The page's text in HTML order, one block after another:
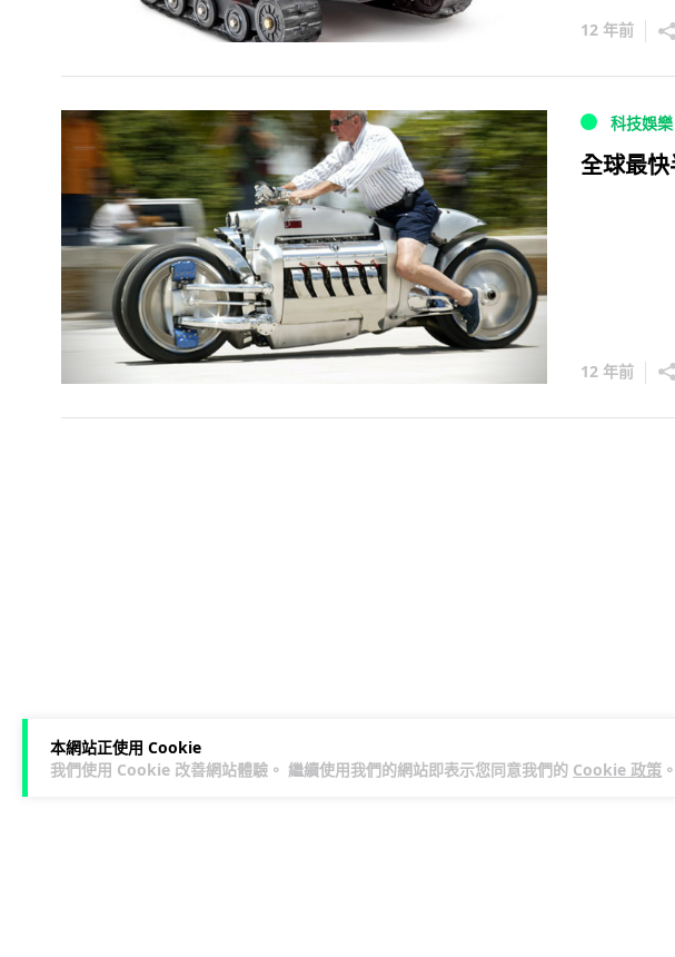
本網站正使用 Cookie
我們使用 Cookie 改善網站體驗。 繼續使用我們的網站即表示您同意我們的 Cookie 政策 。
12 年前
科技娛樂
全球最
12 年前